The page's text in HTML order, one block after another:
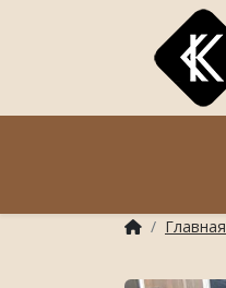
Главная